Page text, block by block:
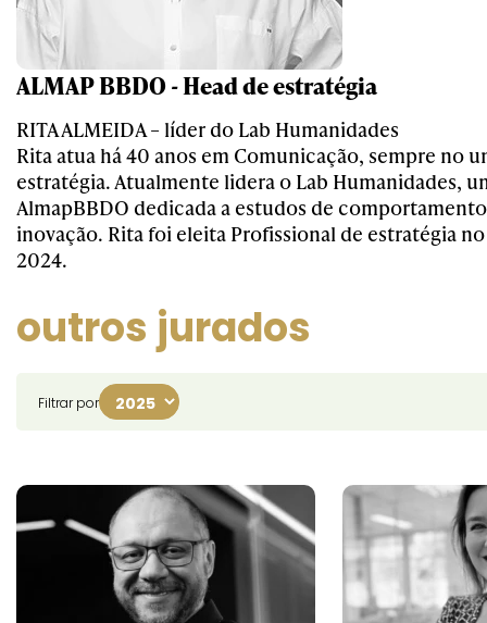
ALMAP BBDO - Head de estratégia
RITA ALMEIDA – líder do Lab Humanidades
Rita atua há 40 anos em Comunicação, sempre no
estratégia. Atualmente lidera o Lab Humanidades,
AlmapBBDO dedicada a estudos de
inovação. Rita foi eleita Profissional de estratégia
2024.
outros jurados
Filtrar por